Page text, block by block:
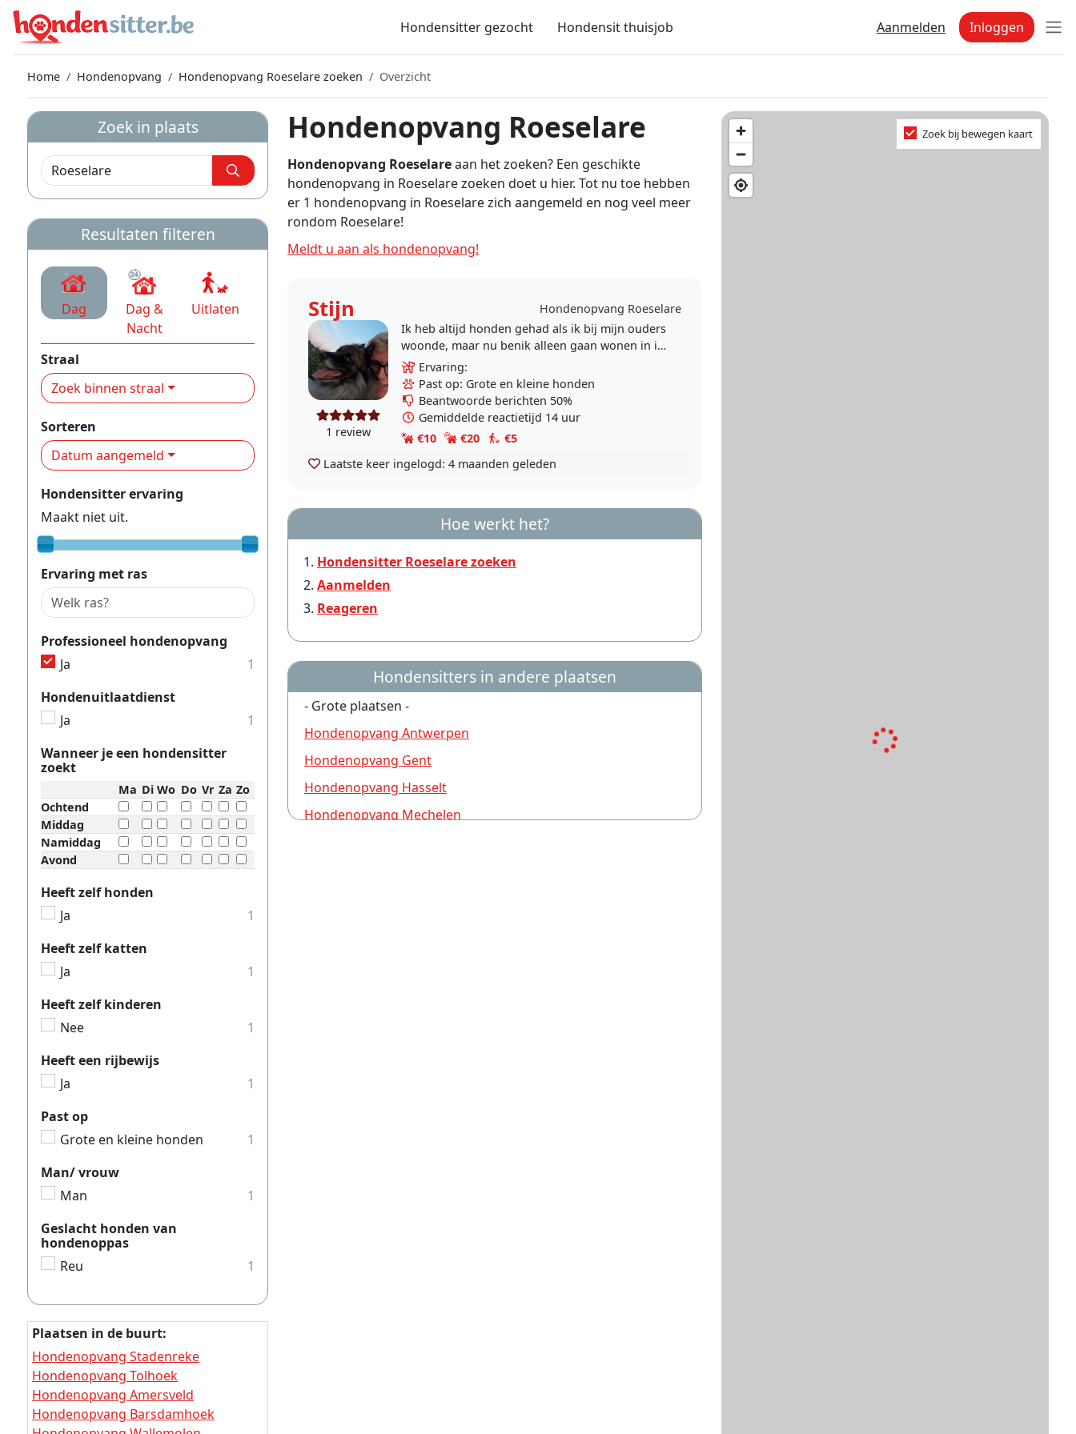
Hondensitter gezocht Hondensit thuisjob Aanmelden Inloggen
Home Hondenopvang Hondenopvang Roeselare zoeken Overzicht
Hondenopvang Roeselare
Hondenopvang Roeselareaan het zoeken? Een geschikte
hondenopvang in Roeselare zoeken doet u hier. Tot nu toe hebben
er 1 hondenopvang in Roeselare zich aangemeld en nog veel meer
rondom Roeselare!
Meldt u aan als hondenopvang!
Stijn Hondenopvang Roeselare
1 review
Ik heb altijd honden gehad als ik bij mijn ouders
woonde, maar nu benik alleen gaan wonen in is
mijn planning zeer onregelmatig, waardoor ik
geen..
Ervaring:
Past op: Grote en kleine honden
Beantwoorde berichten 50%
Gemiddelde reactietijd 14 uur
€10
€20
€5
Laatste keer ingelogd: 4 maanden geleden
Hoe werkt het?
Hondensitter Roeselare zoeken
Aanmelden
Reageren
Hondensitters in andere plaatsen
- Grote plaatsen -
Hondenopvang Antwerpen
Hondenopvang Gent
Hondenopvang Hasselt
Hondenopvang Mechelen
Zoek bij bewegen kaart
Zoek in plaats
Resultaten filteren
Dag
Dag &
Nacht
Uitlaten
Straal
Zoek binnen straal
Sorteren
Datum aangemeld
Hondensitter ervaring
Maakt niet uit.
Ervaring met ras
Professioneel hondenopvang
Ja
1
Hondenuitlaatdienst
Ja
1
Wanneer je een hondensitter
zoekt
Ma Di Wo Do Vr Za Zo
Ochtend
Middag
Namiddag
Avond
Heeft zelf honden
Ja
1
Heeft zelf katten
Ja
1
Heeft zelf kinderen
Nee
1
Heeft een rijbewijs
Ja
1
Past op
Grote en kleine honden
1
Man/ vrouw
Man
1
Geslacht honden van
hondenoppas
Reu
1
Plaatsen in de buurt:
Hondenopvang Stadenreke
Hondenopvang Tolhoek
Hondenopvang Amersveld
Hondenopvang Barsdamhoek